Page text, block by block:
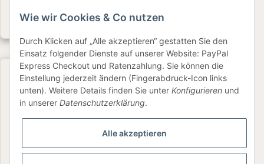
Newsletter Abonnieren
Gesetzliche Informationen
Informationen
Wie wir Cookies & Co nutzen
Durch Klicken auf „Alle akzeptieren“ gestatten Sie den
Einsatz folgender Dienste auf unserer Website: PayPal
Express Checkout und Ratenzahlung. Sie können die
Einstellung jederzeit ändern (Fingerabdruck-Icon links
unten). Weitere Details finden Sie unter Konfigurieren und
in unserer Datenschutzerklärung.
Alle akzeptieren